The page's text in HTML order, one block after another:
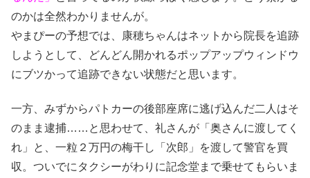
のかは全然わかりませんが。
やまぴーの予想では、康穂ちゃんはネットから院長を追跡
しようとして、どんどん開かれるポップアップウィンドウ
にブツかって追跡できない状態だと思います。
一方、みずからパトカーの後部座席に逃げ込んだ二人はそ
のまま逮捕……と思わせて、礼さんが「奥さんに渡してく
れ」と、一粒２万円の梅干し「次郎」を渡して警官を買
収。ついでにタクシーがわりに記念堂まで乗せてもらいま